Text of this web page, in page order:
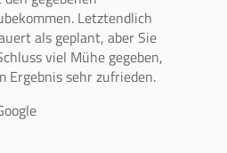
Letztendlich
als geplant, aber Sie
viel Mühe gegeben,
Ergebnis sehr zufrieden.